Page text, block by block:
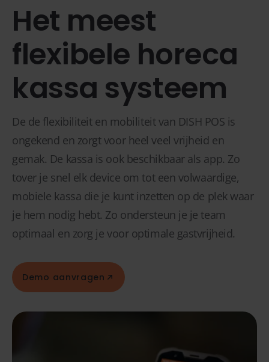
Het meest
flexibele horeca
kassa systeem
De de flexibiliteit en mobiliteit van DISH POS is
ongekend en zorgt voor heel veel vrijheid en
gemak. De kassa is ook beschikbaar als app. Zo
tover je snel elk device om tot een volwaardige,
mobiele kassa die je kunt inzetten op de plek waar
je hem nodig hebt. Zo ondersteun je je team
optimaal en zorg je voor optimale gastvrijheid.
Demo aanvragen